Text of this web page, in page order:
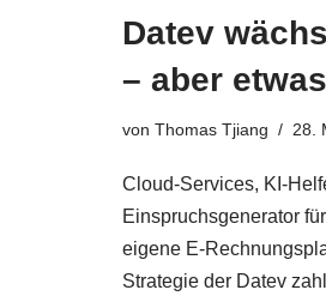
Datev
– aber
von Thomas Tjiang 28.
Cloud-Services, KI-
Einspruchsgenerator
eigene E-
Strategie der Datev